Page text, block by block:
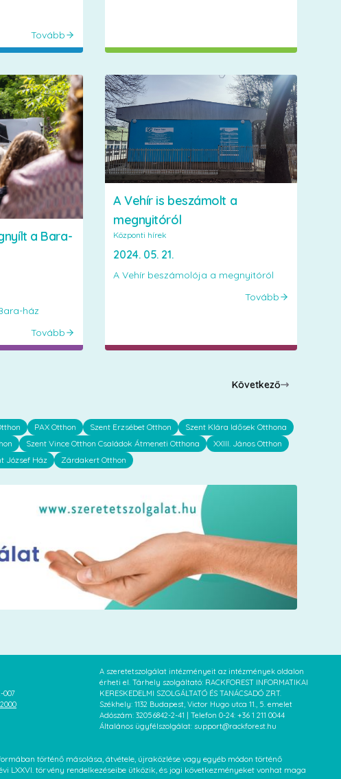
Tovább
a Bara-
ház
Tovább
A Vehír is beszámolt a
megnyitóról
Központi hírek
2024. 05. 21.
A Vehír beszámolója a megnyitóról
Tovább
Következő
PAX Otthon Szent Erzsébet Otthon
Szent Klára Idősek Otthona
Szent Vince Otthon Családok Átmeneti Otthona
XXIII. János Otthon
József Ház Zárdakert Otthon
007
A szeretetszolgálat intézményeit az intézmények oldalon
érheti el. Tárhely szolgáltató: RACKFOREST INFORMATIKAI
KERESKEDELMI SZOLGÁLTATÓ ÉS TANÁCSADÓ ZRT.
Székhely: 1132 Budapest, Victor Hugo utca 11., 5. emelet
Adószám: 32056842-2-41 | Telefon 0-24: +36 1 211 0044
Általános ügyfélszolgálat: support@rackforest.hu
történő másolása, átvétele, újraközlése vagy egyéb módon történő
LXXVI. törvény rendelkezéseibe ütközik, és jogi következményeket vonhat maga